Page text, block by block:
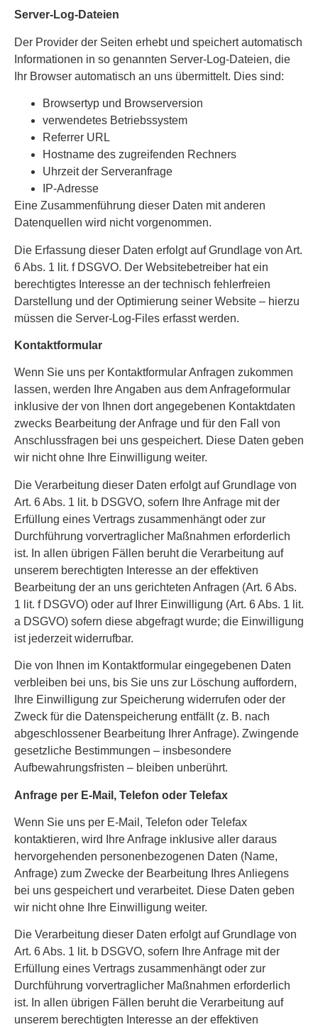
Server-Log-Dateien
Der Provider der Seiten erhebt und speichert automatisch
Informationen in so genannten Server-Log-Dateien, die
Ihr Browser automatisch an uns übermittelt. Dies sind:
Browsertyp und Browserversion
verwendetes Betriebssystem
Referrer URL
Hostname des zugreifenden Rechners
Uhrzeit der Serveranfrage
IP-Adresse
Eine Zusammenführung dieser Daten mit anderen
Datenquellen wird nicht vorgenommen.
Die Erfassung dieser Daten erfolgt auf Grundlage von Art.
6 Abs. 1 lit. f DSGVO. Der Websitebetreiber hat ein
berechtigtes Interesse an der technisch fehlerfreien
Darstellung und der Optimierung seiner Website – hierzu
müssen die Server-Log-Files erfasst werden.
Kontaktformular
Wenn Sie uns per Kontaktformular Anfragen zukommen
lassen, werden Ihre Angaben aus dem Anfrageformular
inklusive der von Ihnen dort angegebenen Kontaktdaten
zwecks Bearbeitung der Anfrage und für den Fall von
Anschlussfragen bei uns gespeichert. Diese Daten geben
wir nicht ohne Ihre Einwilligung weiter.
Die Verarbeitung dieser Daten erfolgt auf Grundlage von
Art. 6 Abs. 1 lit. b DSGVO, sofern Ihre Anfrage mit der
Erfüllung eines Vertrags zusammenhängt oder zur
Durchführung vorvertraglicher Maßnahmen erforderlich
ist. In allen übrigen Fällen beruht die Verarbeitung auf
unserem berechtigten Interesse an der effektiven
Bearbeitung der an uns gerichteten Anfragen (Art. 6 Abs.
1 lit. f DSGVO) oder auf Ihrer Einwilligung (Art. 6 Abs. 1 lit.
a DSGVO) sofern diese abgefragt wurde; die Einwilligung
ist jederzeit widerrufbar.
Die von Ihnen im Kontaktformular eingegebenen Daten
verbleiben bei uns, bis Sie uns zur Löschung auffordern,
Ihre Einwilligung zur Speicherung widerrufen oder der
Zweck für die Datenspeicherung entfällt (z. B. nach
abgeschlossener Bearbeitung Ihrer Anfrage). Zwingende
gesetzliche Bestimmungen – insbesondere
Aufbewahrungsfristen – bleiben unberührt.
Anfrage per E-Mail, Telefon oder Telefax
Wenn Sie uns per E-Mail, Telefon oder Telefax
kontaktieren, wird Ihre Anfrage inklusive aller daraus
hervorgehenden personenbezogenen Daten (Name,
Anfrage) zum Zwecke der Bearbeitung Ihres Anliegens
bei uns gespeichert und verarbeitet. Diese Daten geben
wir nicht ohne Ihre Einwilligung weiter.
Die Verarbeitung dieser Daten erfolgt auf Grundlage von
Art. 6 Abs. 1 lit. b DSGVO, sofern Ihre Anfrage mit der
Erfüllung eines Vertrags zusammenhängt oder zur
Durchführung vorvertraglicher Maßnahmen erforderlich
ist. In allen übrigen Fällen beruht die Verarbeitung auf
unserem berechtigten Interesse an der effektiven